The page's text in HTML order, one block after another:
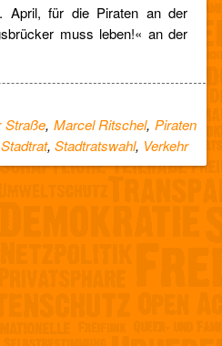
April, für die Piraten an der
muss leben!« an der
Straße, Marcel Ritschel, Piraten
Stadtrat, Stadtratswahl, Verkehr